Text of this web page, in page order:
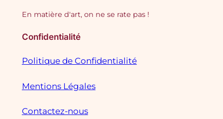
En matière d'art, on ne se rate pas !
Confidentialité
Politique de Confidentialité
Mentions Légales
Contactez-nous